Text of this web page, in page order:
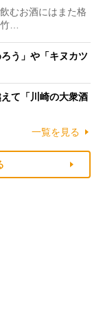
むお酒にはまた格
竹…
う」や「キヌカツ
て「川崎の大衆酒
一覧を見る